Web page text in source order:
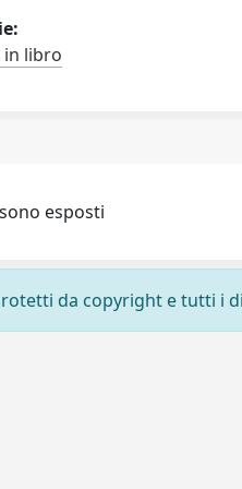
in libro
esposti
da copyright e tutti i